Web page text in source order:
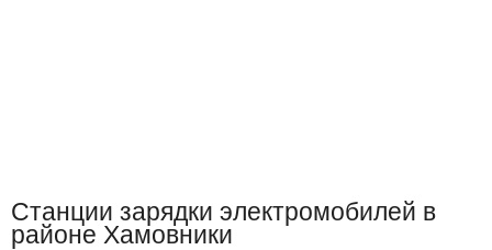
Станции зарядки электромобилей в
районе Хамовники